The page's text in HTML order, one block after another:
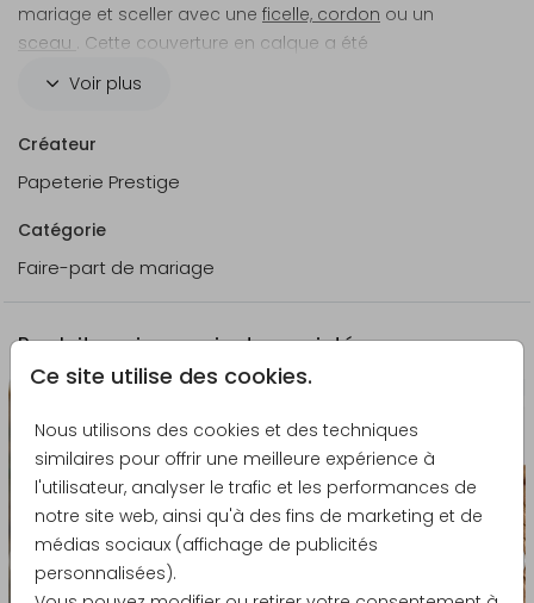
Ce site utilise des cookies.
Nous utilisons des cookies et des techniques
similaires pour offrir une meilleure expérience à
l'utilisateur, analyser le trafic et les performances de
notre site web, ainsi qu'à des fins de marketing et de
médias sociaux (affichage de publicités
personnalisées).
mariage et sceller avec une ficelle, cordon ou un
sceau
. Cette couverture en calque a été
spécialement conçue pour ce
design peut également être utilisé comme couverture
Bon à savoir :
La couverture est adaptée à un format de carte
La caractéristique du papier calque de 150 g/m²
La couleur blanche ne peut pas être utilisée sur
les couvertures en calque.
Notre service client est là pour répondre à
toutes vos questions et vous aider dans vos
demandes de personnalisation. N’hésitez pas à
nous contacter pour toute assistance
supplémentaire !
Voir plus
Créateur
Papeterie Prestige
Catégorie
Faire-part de mariage
Produits qui pourraient vous intéresser